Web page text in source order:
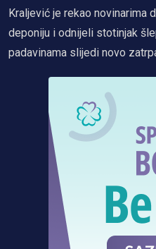
Kraljević je rekao novinarima
deponiju i odnijeli stotinjak
padavinama slijedi novo